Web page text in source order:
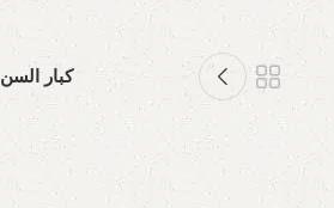
كبار السن